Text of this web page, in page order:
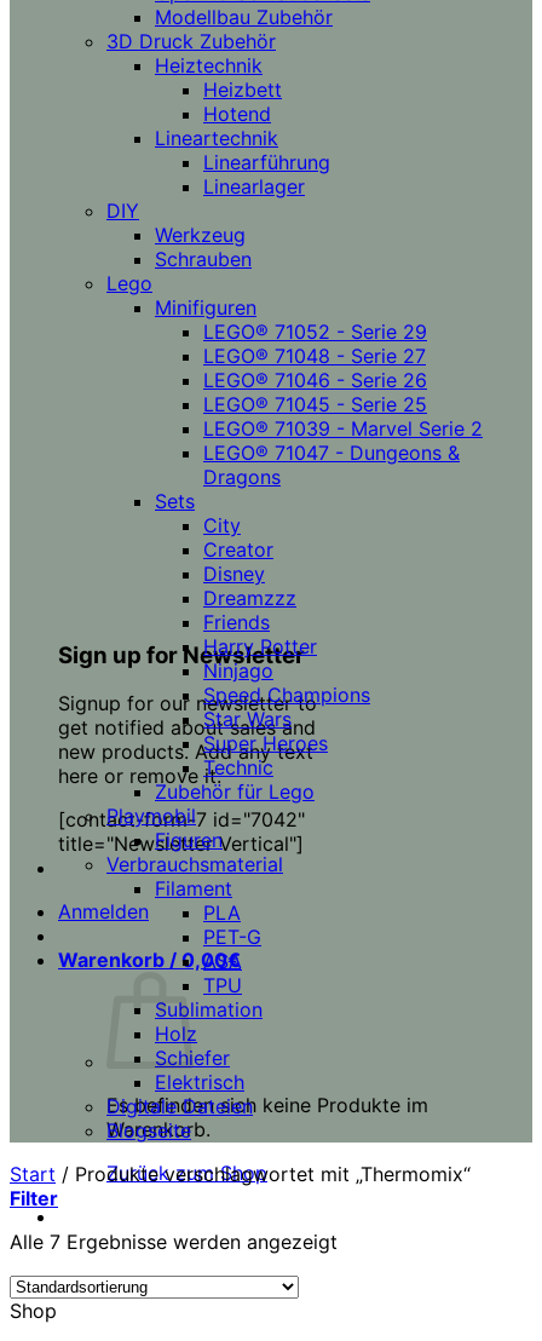
Sign up for Newsletter
Signup for our newsletter to
get notified about sales and
new products. Add any text
here or remove it.
[contact-form-7 id="7042"
title="Newsletter Vertical"]
Anmelden
Warenkorb / 0,00€
Es befinden sich keine Produkte im
Warenkorb.
Zurück zum Shop
Modellbau Zubehör
3D Druck Zubehör
Heiztechnik
Heizbett
Hotend
Lineartechnik
Linearführung
Linearlager
DIY
Werkzeug
Schrauben
Lego
Minifiguren
LEGO® 71052 - Serie 29
LEGO® 71048 - Serie 27
LEGO® 71046 - Serie 26
LEGO® 71045 - Serie 25
LEGO® 71039 - Marvel Serie 2
LEGO® 71047 - Dungeons &
Dragons
Sets
City
Creator
Disney
Dreamzzz
Friends
Harry Potter
Ninjago
Speed Champions
Star Wars
Super Heroes
Technic
Zubehör für Lego
Playmobil
Figuren
Verbrauchsmaterial
Filament
PLA
PET-G
ASA
TPU
Sublimation
Holz
Schiefer
Elektrisch
Digitale Dateien
Blogseite
Start / Produkte verschlagwortet mit „Thermomix“
Filter
Alle 7 Ergebnisse werden angezeigt
Shop